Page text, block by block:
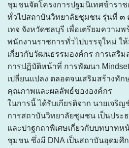
ชุมชนจัดโครงการปฐมนิเทศข้ารา
ทั่วไปสถาบันวิทยาลัยชุมชน รุ่นที่ ๓
เทจ จังหวัดชลบุรี เพื่อเตรียมความ
พนักงานราชการทั่วไปบรรจุใหม่ ใ
เกี่ยวกับวัฒนธรรมองค์กร การเสริ
การปฏิบัติหน้าที่ การพัฒนา
เปลี่ยนแปลง ตลอดจนเสริมสร้างทั
คุณภาพและผลลัพธ์ขององค์กร
ในการนี้ ได้รับเกียรติจาก นายเจริ
การสถาบันวิทยาลัยชุมชน เป็นประ
และปาฐกถาพิเศษเกี่ยวกับบทบาท
ชุมชน ซึ่งมี DNA เป็นสถาบันอุดมศึ